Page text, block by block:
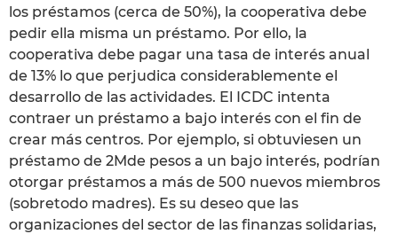
los préstamos (cerca de 50%), la cooperativa debe
pedir ella misma un préstamo. Por ello, la
cooperativa debe pagar una tasa de interés anual
de 13% lo que perjudica considerablemente el
desarrollo de las actividades. El ICDC intenta
contraer un préstamo a bajo interés con el fin de
crear más centros. Por ejemplo, si obtuviesen un
préstamo de 2Mde pesos a un bajo interés, podrían
otorgar préstamos a más de 500 nuevos miembros
(sobretodo madres). Es su deseo que las
organizaciones del sector de las finanzas solidarias,